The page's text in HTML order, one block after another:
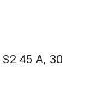
45 A, 30